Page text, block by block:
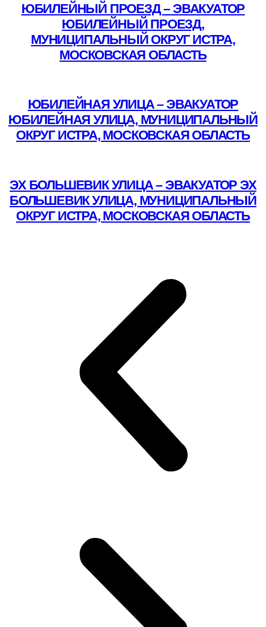
ЮБИЛЕЙНЫЙ ПРОЕЗД – ЭВАКУАТОР
ЮБИЛЕЙНЫЙ ПРОЕЗД,
МУНИЦИПАЛЬНЫЙ ОКРУГ ИСТРА,
МОСКОВСКАЯ ОБЛАСТЬ
ЮБИЛЕЙНАЯ УЛИЦА – ЭВАКУАТОР
ЮБИЛЕЙНАЯ УЛИЦА, МУНИЦИПАЛЬНЫЙ
ОКРУГ ИСТРА, МОСКОВСКАЯ ОБЛАСТЬ
ЭХ БОЛЬШЕВИК УЛИЦА – ЭВАКУАТОР ЭХ
БОЛЬШЕВИК УЛИЦА, МУНИЦИПАЛЬНЫЙ
ОКРУГ ИСТРА, МОСКОВСКАЯ ОБЛАСТЬ